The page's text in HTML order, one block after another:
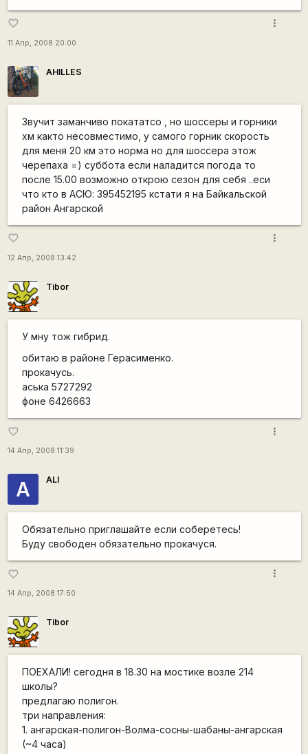
favorite_border
11 Апр, 2008 20:00
more_vert
AHILLES
Звучит заманчиво покататсо , но шоссеры и горники
хм както несовместимо, у самого горник скорость
для меня 20 км это норма но для шоссера этож
черепаха =) суббота если наладится погода то
после 15.00 возможно открою сезон для себя ..еси
что кто в АСЮ: 395452195 кстати я на Байкальской
район Ангарской
favorite_border
12 Апр, 2008 13:42
more_vert
Tibor
У мну тож гибрид.
обитаю в районе Герасименко.
прокачусь.
аська 5727292
фоне 6426663
favorite_border
14 Апр, 2008 11:39
more_vert
A ALI
Обязательно приглашайте если соберетесь!
Буду свободен обязательно прокачуся.
favorite_border
14 Апр, 2008 17:50
more_vert
Tibor
ПОЕХАЛИ! сегодня в 18.30 на мостике возле 214
школы?
предлагаю полигон.
три направления:
1. ангарская-полигон-Волма-сосны-шабаны-ангарская
(~4 часа)